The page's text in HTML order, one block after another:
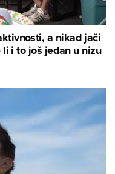
a nikad jači
i to još jedan u nizu